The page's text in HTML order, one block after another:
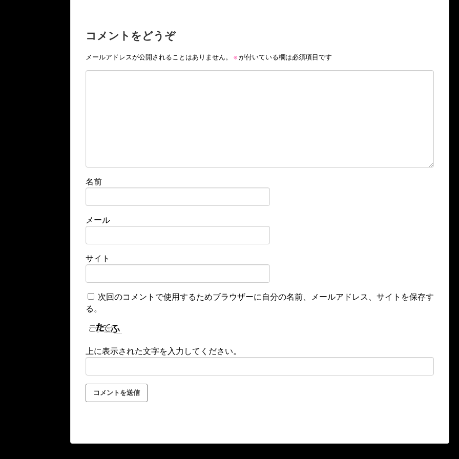
コメントをどうぞ
メールアドレスが公開されることはありません。 ※が付いている欄は必須項目です
名前
メール
サイト
次回のコメントで使用するためブラウザーに自分の名前、メールアドレス、サイトを保存す
る。
上に表示された文字を入力してください。